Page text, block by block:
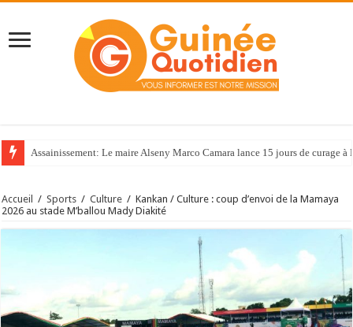
Assainissement: Le maire Alseny Marco Camara lance 15 jours de curage à
Accueil / Sports / Culture / Kankan / Culture : coup d’envoi de la Mamaya
2026 au stade M’ballou Mady Diakité